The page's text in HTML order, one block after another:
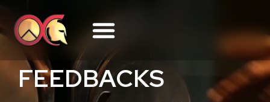
FEEDBACKS